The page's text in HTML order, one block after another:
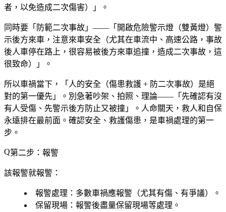
者，以免造成二次傷害）」。
同時要「防範二次事故」——「開啟危險警示燈（雙黃燈）警
示後方來車，注意來車安全（尤其在車流中、高速公路，事故
後人車停在路上，很容易被後方來車追撞，造成二次事故，這
很致命）」。
所以車禍當下，「人的安全（傷患救護 + 防二次事故）是絕
對的第一優先」。別急著吵架、拍照、理論——「先確認有沒
有人受傷、先警示後方防止又被撞」。人命關天，救人和自保
永遠排在最前面。確認安全、救護傷患，是車禍處理的第一
步。
第二步：報警
該報警就報警：
報警處理 ：多數車禍應報警（尤其有傷、有爭議）。
保留現場 ：報警後盡量保留現場等處理。